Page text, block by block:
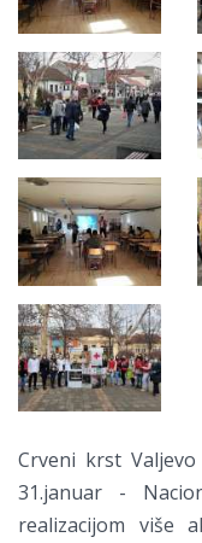
Crveni krst
31.januar -
realizacijom više